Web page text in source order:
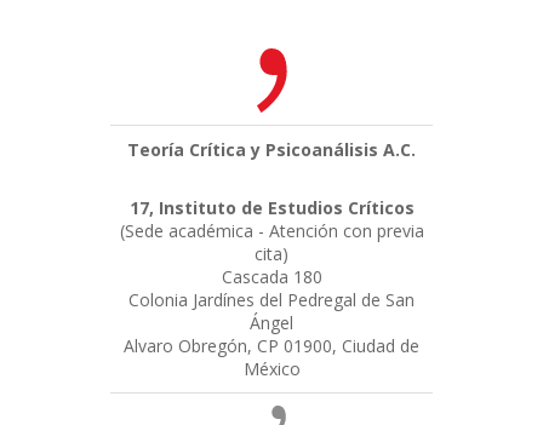
Teoría Crítica y Psicoanálisis A.C.
17, Instituto de Estudios Críticos
(Sede académica - Atención con previa
cita)
Cascada 180
Colonia Jardínes del Pedregal de San
Ángel
Alvaro Obregón, CP 01900, Ciudad de
México